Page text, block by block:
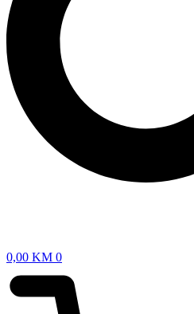
0,00 KM 0